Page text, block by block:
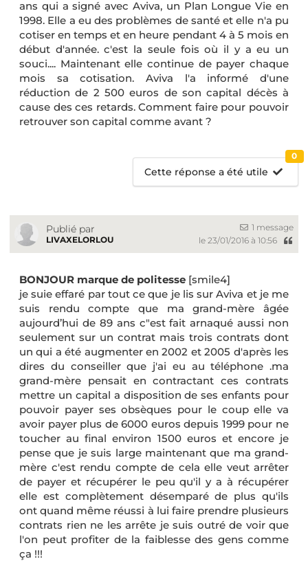
ans qui a signé avec Aviva, un Plan Longue Vie en
1998. Elle a eu des problèmes de santé et elle n'a pu
cotiser en temps et en heure pendant 4 à 5 mois en
début d'année. c'est la seule fois où il y a eu un
souci.... Maintenant elle continue de payer chaque
mois sa cotisation. Aviva l'a informé d'une
réduction de 2 500 euros de son capital décès à
cause des ces retards. Comment faire pour pouvoir
retrouver son capital comme avant ?
Cette réponse a été utile
0
Publié par
LIVAXELORLOU
1 message
le 23/01/2016 à 10:56
BONJOUR marque de politesse [smile4]
je suie effaré par tout ce que je lis sur Aviva et je me
suis rendu compte que ma grand-mère âgée
aujourd’hui de 89 ans c"est fait arnaqué aussi non
seulement sur un contrat mais trois contrats dont
un qui a été augmenter en 2002 et 2005 d'après les
dires du conseiller que j'ai eu au téléphone .ma
grand-mère pensait en contractant ces contrats
mettre un capital a disposition de ses enfants pour
pouvoir payer ses obsèques pour le coup elle va
avoir payer plus de 6000 euros depuis 1999 pour ne
toucher au final environ 1500 euros et encore je
pense que je suis large maintenant que ma grand-
mère c'est rendu compte de cela elle veut arrêter
de payer et récupérer le peu qu'il y a à récupérer
elle est complètement désemparé de plus qu'ils
ont quand même réussi à lui faire prendre plusieurs
contrats rien ne les arrête je suis outré de voir que
l'on peut profiter de la faiblesse des gens comme
ça !!!